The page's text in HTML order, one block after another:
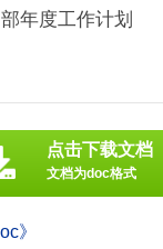
年度工作计划
》
点击下载文档
文档为doc格式